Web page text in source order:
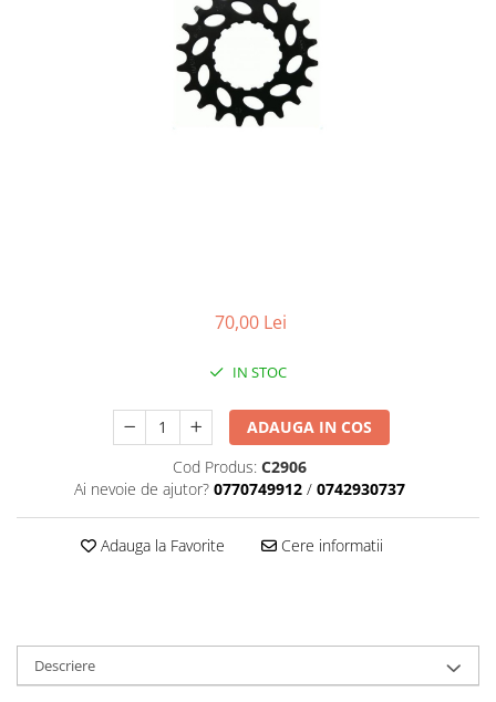
70,00 Lei
IN STOC
ADAUGA IN COS
Cod Produs: C2906
Ai nevoie de ajutor? 0770749912 / 0742930737
Adauga la Favorite Cere informatii
Descriere